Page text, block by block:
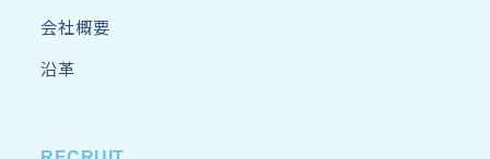
会社概要
沿革